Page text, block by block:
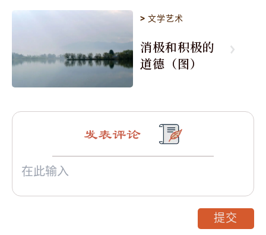
>文学艺术
消极和积极的
道德（图）
发表评论
提交